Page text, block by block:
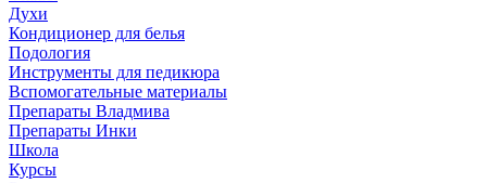
Духи
Кондиционер для белья
Подология
Инструменты для педикюра
Вспомогательные материалы
Препараты Владмива
Препараты Инки
Школа
Курсы